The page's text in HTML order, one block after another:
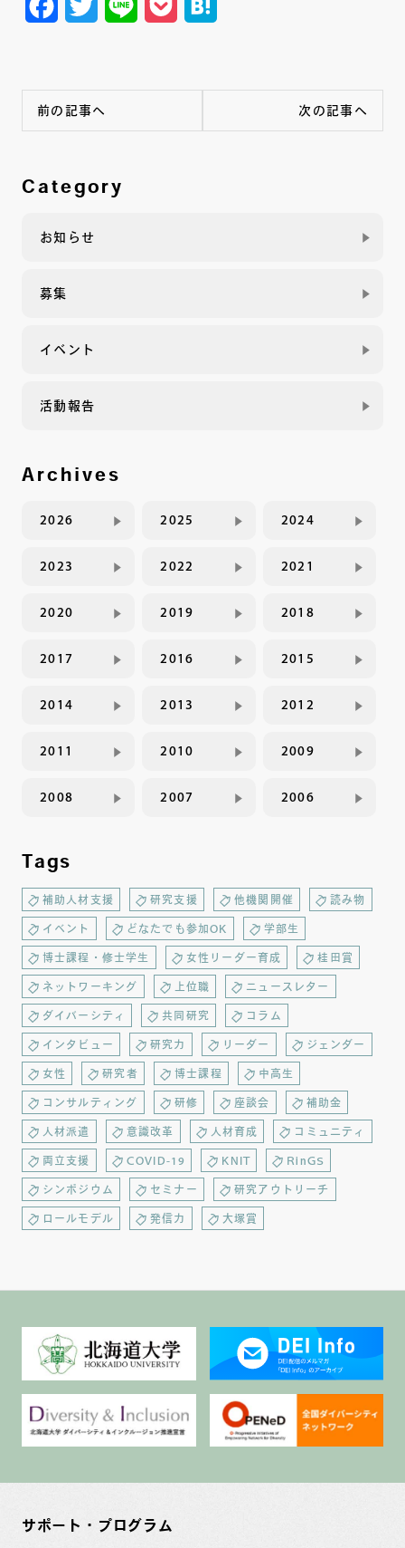
Facebook
TwitterLine Pocket
前の記事へ 次の記事へ
Category
お知らせ
募集
イベント
活動報告
Archives
2026 2025 2024
2023 2022 2021
2020 2019 2018
2017 2016 2015
2014 2013 2012
2011 2010 2009
2008 2007 2006
Tags
補助人材支援 研究支援 他機関開催 読み物
イベント どなたでも参加OK 学部生
博士課程・修士学生 女性リーダー育成 桂田賞
ネットワーキング 上位職 ニュースレター
ダイバーシティ 共同研究 コラム
インタビュー 研究力 リーダー ジェンダー
女性 研究者 博士課程 中高生
コンサルティング 研修 座談会 補助金
人材派遣 意識改革 人材育成 コミュニティ
両立支援 COVID-19 KNIT RinGS
シンポジウム セミナー 研究アウトリーチ
ロールモデル 発信力 大塚賞
サポート・プログラム